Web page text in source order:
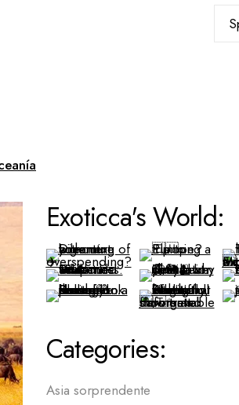
Exoticca's World:
Categories:
Asia sorprendente